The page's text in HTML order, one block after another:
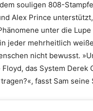
souligen 808-
Alex Prince
unter die
jeder mehrheitlich
nicht bewusst.
das System Derek
fasst Sam